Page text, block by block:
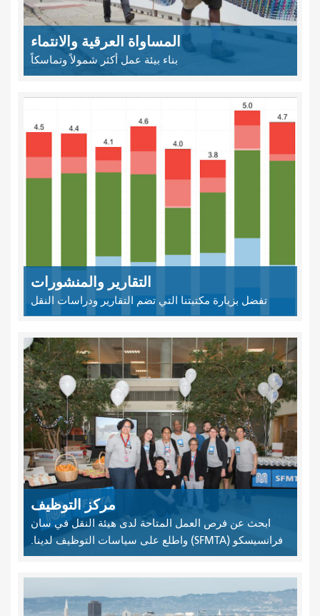
المساواة العرقية والانتماء
بناء بيئة عمل أكثر شمولاً وتماسكاً
التقارير والمنشورات
تفضل بزيارة مكتبتنا التي تضم التقارير ودراسات النقل
مركز التوظيف
ابحث عن فرص العمل المتاحة لدى هيئة النقل في سان
فرانسيسكو (SFMTA) واطلع على سياسات التوظيف لدينا.